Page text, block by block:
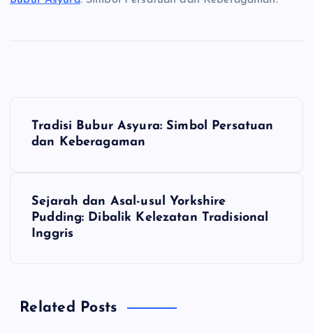
N
s
Tradisi Bubur Asyura: Simbol Persatuan
dan Keberagaman
Sejarah dan Asal-usul Yorkshire
Pudding: Dibalik Kelezatan Tradisional
Inggris
Related Posts